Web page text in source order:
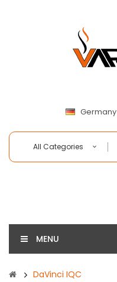
Germany
All Categories
MENU
DaVinci IQC